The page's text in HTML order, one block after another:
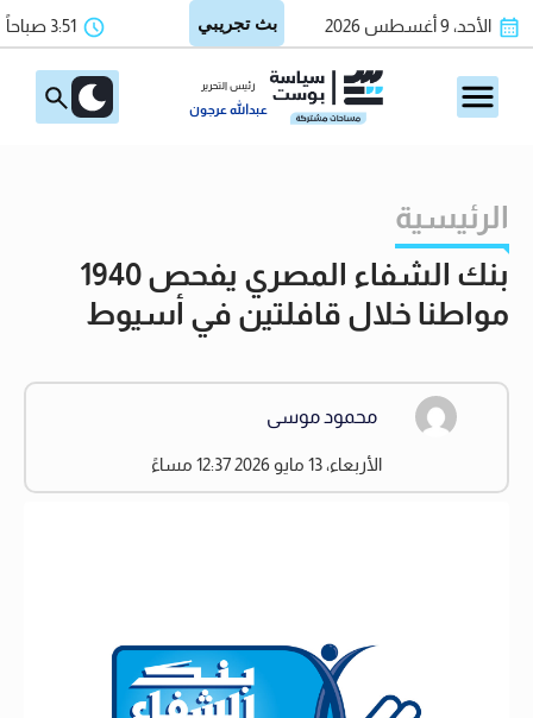
الأحد، 9 أغسطس 2026 3:51 صباحاً
رئيس التحرير
عبدالله عرجون
الرئيسية
بنك الشفاء المصري يفحص 1940
مواطنا خلال قافلتين في أسيوط
محمود موسى
الأربعاء، 13 مايو 2026 12:37 مساءً